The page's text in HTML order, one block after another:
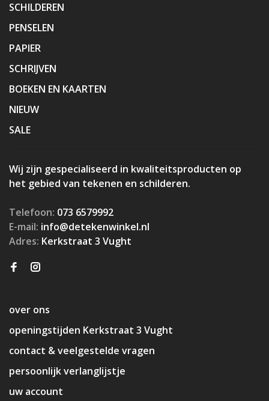
SCHILDEREN
PENSELEN
PAPIER
SCHRIJVEN
BOEKEN EN KAARTEN
NIEUW
SALE
Wij zijn gespecialiseerd in kwaliteitsproducten op
het gebied van tekenen en schilderen.
Telefoon: 073 6579992
E-mail: info@detekenwinkel.nl
Adres: Kerkstraat 3 Vught
over ons
openingstijden Kerkstraat 3 Vught
contact & veelgestelde vragen
persoonlijk verlanglijstje
uw account